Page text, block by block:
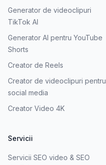
Generator de videoclipuri
TikTok AI
Generator AI pentru YouTube
Shorts
Creator de Reels
Creator de videoclipuri pentru
social media
Creator Video 4K
Servicii
Servicii SEO video & SEO